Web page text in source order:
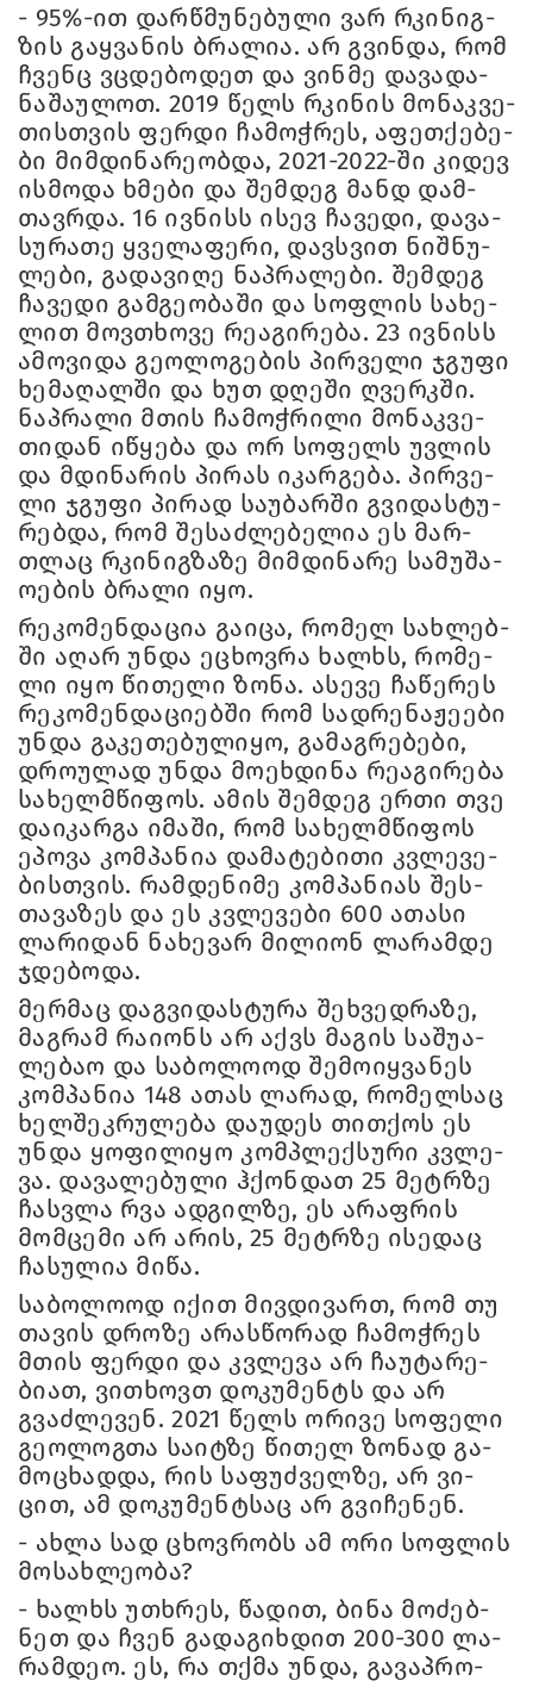
- 95%-ით დარ­წმუ­ნე­ბუ­ლი ვარ რკი­ნიგ­
ზის გაყ­ვა­ნის ბრა­ლია. არ გვინ­და, რომ
ჩვენც ვცდე­ბო­დეთ და ვინ­მე და­ვა­და­
ნა­შა­უ­ლოთ. 2019 წელს რკი­ნის მო­ნაკ­ვე­
თის­თვის ფერ­დი ჩა­მოჭ­რეს, აფეთ­ქე­ბე­
ბი მიმ­დი­ნა­რე­ობ­და, 2021-2022-ში კი­დევ
ის­მო­და ხმე­ბი და შემ­დეგ მანდ დამ­
თავ­რდა. 16 ივ­ნისს ისევ ჩა­ვე­დი, და­ვა­
სუ­რა­თე ყვე­ლა­ფე­რი, დავ­სვით ნიშ­ნუ­
ლე­ბი, გა­და­ვი­ღე ნაპ­რა­ლე­ბი. შემ­დეგ
ჩა­ვე­დი გამ­გე­ო­ბა­ში და სოფ­ლის სა­ხე­
ლით მოვ­თხო­ვე რე­ა­გი­რე­ბა. 23 ივ­ნისს
ამო­ვი­და გე­ო­ლო­გე­ბის პირ­ვე­ლი ჯგუ­ფი
ხე­მა­ღალ­ში და ხუთ დღე­ში ღვერკში.
ნაპ­რა­ლი მთის ჩა­მოჭ­რი­ლი მო­ნაკ­ვე­
თი­დან იწყე­ბა და ორ სო­ფელს უვ­ლის
და მდი­ნა­რის პი­რას იკარ­გე­ბა. პირ­ვე­
ლი ჯგუ­ფი პი­რად სა­უ­ბარ­ში გვი­დას­ტუ­
რებ­და, რომ შე­საძ­ლე­ბე­ლია ეს მარ­
თლაც რკი­ნიგ­ზა­ზე მიმ­დი­ნა­რე სა­მუ­შა­
ო­ე­ბის ბრა­ლი იყო.
რე­კო­მენ­და­ცია გა­ი­ცა, რო­მელ სახ­ლებ­
ში აღარ უნდა ეცხოვ­რა ხალ­ხს, რო­მე­
ლი იყო წი­თე­ლი ზონა. ასე­ვე ჩა­წე­რეს
რე­კო­მენ­და­ცი­ებ­ში რომ სად­რე­ნა­ჟე­ე­ბი
უნდა გა­კე­თე­ბუ­ლი­ყო, გა­მაგ­რე­ბე­ბი,
დრო­უ­ლად უნდა მო­ეხ­დი­ნა რე­ა­გი­რე­ბა
სა­ხელ­მწი­ფოს. ამის შემ­დეგ ერთი თვე
და­ი­კარ­გა იმა­ში, რომ სა­ხელ­მწი­ფოს
ეპო­ვა კომ­პა­ნია და­მა­ტე­ბი­თი კვლე­ვე­
ბის­თვის. რამ­დე­ნი­მე კომ­პა­ნი­ას შეს­
თა­ვა­ზეს და ეს კვლე­ვე­ბი 600 ათა­სი
ლა­რი­დან ნა­ხე­ვარ მი­ლი­ონ ლა­რამ­დე
ჯდე­ბო­და.
მერ­მაც დაგ­ვი­დას­ტუ­რა შეხ­ვედ­რა­ზე,
მაგ­რამ რა­ი­ონს არ აქვს მა­გის სა­შუ­ა­
ლე­ბაო და სა­ბო­ლო­ოდ შე­მო­იყ­ვა­ნეს
კომ­პა­ნია 148 ათას ლა­რად, რო­მელ­საც
ხელ­შეკ­რუ­ლე­ბა და­უ­დეს თით­ქოს ეს
უნდა ყო­ფი­ლი­ყო კომ­პლექ­სუ­რი კვლე­
ვა. და­ვა­ლე­ბუ­ლი ჰქონ­დათ 25 მეტრზე
ჩას­ვლა რვა ად­გილ­ზე, ეს არაფ­რის
მომ­ცე­მი არ არის, 25 მეტრზე ისე­დაც
ჩა­სუ­ლია მიწა.
სა­ბო­ლო­ოდ იქით მივ­დი­ვართ, რომ თუ
თა­ვის დრო­ზე არას­წო­რად ჩა­მოჭ­რეს
მთის ფერ­დი და კვლე­ვა არ ჩა­უ­ტა­რე­
ბი­ათ, ვი­თხოვთ დო­კუ­მენტს და არ
გვაძ­ლე­ვენ. 2021 წელს ორი­ვე სო­ფე­ლი
გე­ო­ლოგ­თა სა­იტ­ზე წი­თელ ზო­ნად გა­
მო­ცხად­და, რის სა­ფუძ­ველ­ზე, არ ვი­
ცით, ამ დო­კუ­მენ­ტსაც არ გვი­ჩე­ნენ.
- ახლა სად ცხოვ­რობს ამ ორი სოფ­ლის
მო­სახ­ლე­ო­ბა?
- ხალ­ხს უთხრეს, წა­დით, ბინა მო­ძებ­
ნეთ და ჩვენ გა­და­გიხ­დით 200-300 ლა­
რამ­დეო. ეს, რა თქმა უნდა, გა­ვაპ­რო­